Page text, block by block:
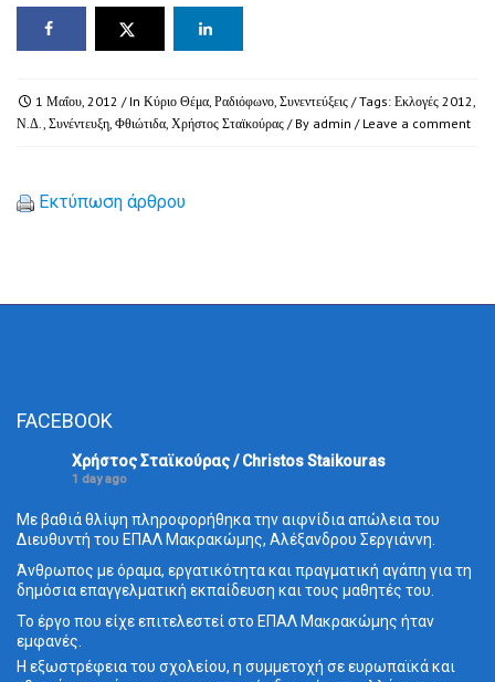
1 Μαΐου, 2012 / In Κύριο Θέμα, Ραδιόφωνο, Συνεντεύξεις / Tags: Εκλογές 2012,
Ν.Δ., Συνέντευξη, Φθιώτιδα, Χρήστος Σταϊκούρας / By admin / Leave a comment
Εκτύπωση άρθρου
FACEBOOK
Χρήστος Σταϊκούρας / Christos Staikouras
1 day ago
Με βαθιά θλίψη πληροφορήθηκα την αιφνίδια απώλεια του
Διευθυντή του ΕΠΑΛ Μακρακώμης, Αλέξανδρου Σεργιάννη.
Άνθρωπος με όραμα, εργατικότητα και πραγματική αγάπη για τη
δημόσια επαγγελματική εκπαίδευση και τους μαθητές του.
Το έργο που είχε επιτελεστεί στο ΕΠΑΛ Μακρακώμης ήταν
εμφανές.
Η εξωστρέφεια του σχολείου, η συμμετοχή σε ευρωπαϊκά και